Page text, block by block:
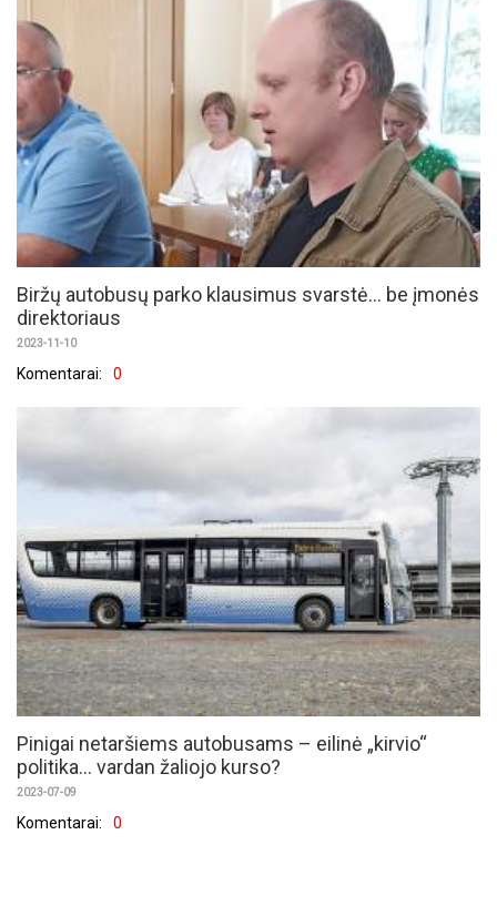
Biržų autobusų parko klausimus svarstė... be įmonės
direktoriaus
2023-11-10
Komentarai: 0
Pinigai netaršiems autobusams – eilinė „kirvio“
politika... vardan žaliojo kurso?
2023-07-09
Komentarai: 0